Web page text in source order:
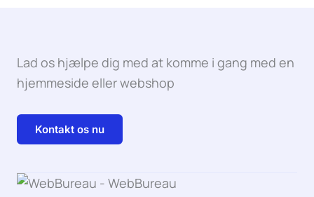
Lad os hjælpe dig med at komme i gang med en
hjemmeside eller webshop
Kontakt os nu